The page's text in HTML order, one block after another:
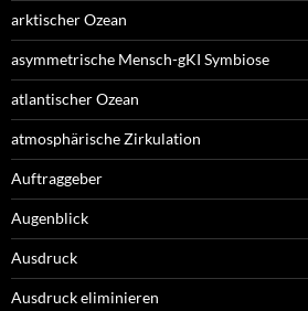
arktischer Ozean
asymmetrische Mensch-gKI Symbiose
atlantischer Ozean
atmosphärische Zirkulation
Auftraggeber
Augenblick
Ausdruck
Ausdruck eliminieren